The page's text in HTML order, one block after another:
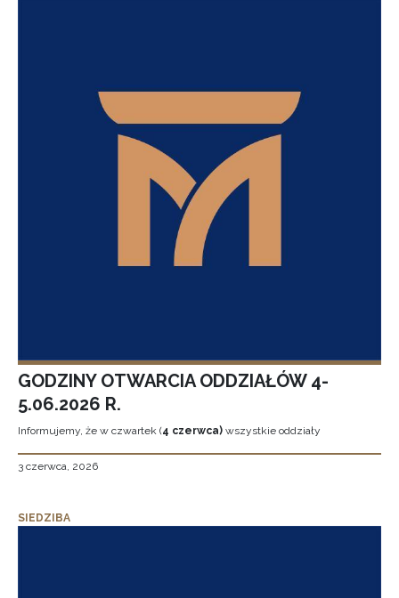
GODZINY OTWARCIA ODDZIAŁÓW 4-
5.06.2026 R.
Informujemy, że w czwartek (4 czerwca) wszystkie oddziały
3 czerwca, 2026
SIEDZIBA